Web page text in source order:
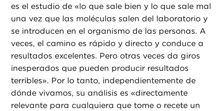
es el estudio de «lo que sale bien y lo que sale mal
una vez que las moléculas salen del laboratorio y
se introducen en el organismo de las personas. A
veces, el camino es rápido y directo y conduce a
resultados excelentes. Pero otras veces da giros
inesperados que pueden producir resultados
terribles». Por lo tanto, independientemente de
dónde vivamos, su análisis es «directamente
relevante para cualquiera que tome o recete un